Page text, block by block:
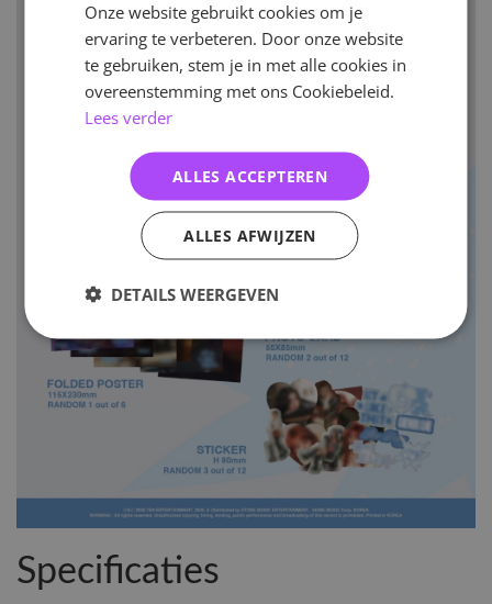
Specificaties
Onze website gebruikt cookies om je
ervaring te verbeteren. Door onze website
te gebruiken, stem je in met alle cookies in
overeenstemming met ons Cookiebeleid.
Lees verder
ALLES ACCEPTEREN
ALLES AFWIJZEN
DETAILS WEERGEVEN